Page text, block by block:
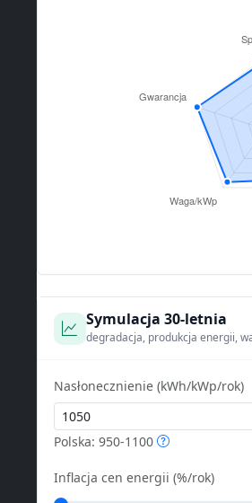
Symulacja 30-letnia
degradacja, produkcja energii,
Nasłonecznienie (kWh/kWp/rok)
Polska: 950-1100
Inflacja cen energii (%/rok)